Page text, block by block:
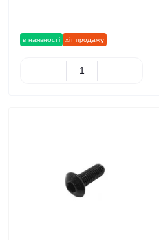
в наявності хіт продажу